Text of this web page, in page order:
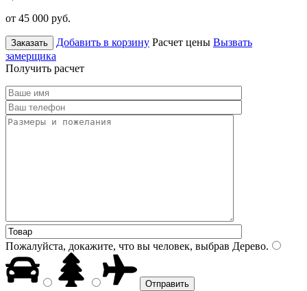
от 45 000 руб.
Заказать Добавить в корзину Расчет цены Вызвать
замерщика
Получить расчет
Пожалуйста, докажите, что вы человек, выбрав Дерево.